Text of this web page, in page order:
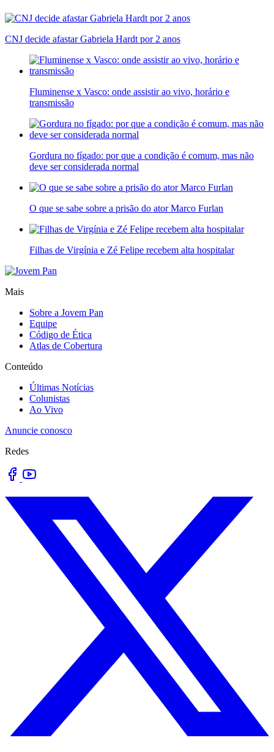
CNJ decide afastar Gabriela Hardt por 2 anos
Fluminense x Vasco: onde assistir ao vivo, horário e
transmissão
Gordura no fígado: por que a condição é comum, mas não
deve ser considerada normal
O que se sabe sobre a prisão do ator Marco Furlan
Filhas de Virgínia e Zé Felipe recebem alta hospitalar
Mais
Sobre a Jovem Pan
Equipe
Código de Ética
Atlas de Cobertura
Conteúdo
Últimas Notícias
Colunistas
Ao Vivo
Anuncie conosco
Redes